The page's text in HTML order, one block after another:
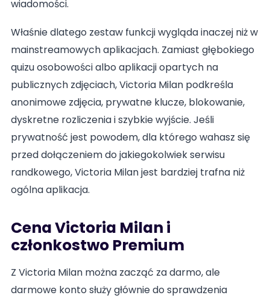
wiadomości.
Właśnie dlatego zestaw funkcji wygląda inaczej niż w
mainstreamowych aplikacjach. Zamiast głębokiego
quizu osobowości albo aplikacji opartych na
publicznych zdjęciach, Victoria Milan podkreśla
anonimowe zdjęcia, prywatne klucze, blokowanie,
dyskretne rozliczenia i szybkie wyjście. Jeśli
prywatność jest powodem, dla którego wahasz się
przed dołączeniem do jakiegokolwiek serwisu
randkowego, Victoria Milan jest bardziej trafna niż
ogólna aplikacja.
Cena Victoria Milan i
członkostwo Premium
Z Victoria Milan można zacząć za darmo, ale
darmowe konto służy głównie do sprawdzenia